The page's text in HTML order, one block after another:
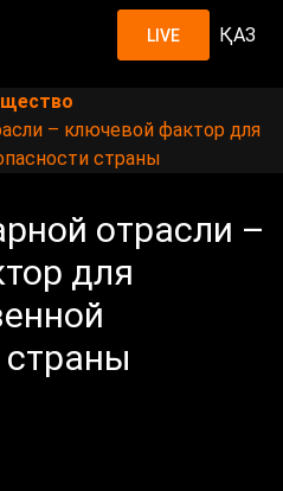
LIVE ҚАЗ
– ключевой фактор для
страны
отрасли –
для
страны